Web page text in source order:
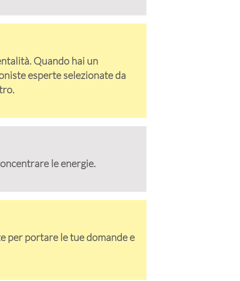
Quando hai un
esperte selezionate da
le energie.
per portare le tue domande e